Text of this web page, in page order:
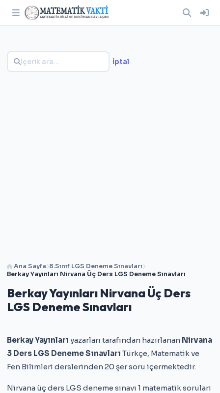
Ana Sayfa 8.Sınıf LGS Deneme Sınavları
Berkay Yayınları Nirvana Üç Ders LGS Deneme Sınavları
Berkay Yayınları Nirvana Üç Ders
LGS Deneme Sınavları
Berkay Yayınları yazarları tarafından hazırlanan Nirvana
3 Ders LGS Deneme Sınavları Türkçe, Matematik ve
Fen Bilimleri derslerinden 20 şer soru içermektedir.
Nirvana üç ders LGS deneme sınavı 1 matematik soruları
İptal